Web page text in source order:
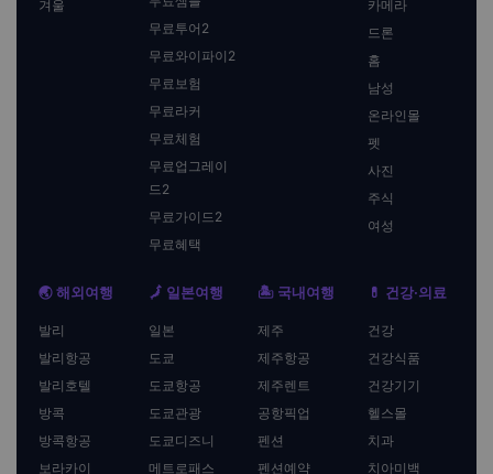
겨울
무료투어2
무료와이파이2
무료보험
무료라커
무료체험
무료업그레이
드2
무료가이드2
무료혜택
카메라
드론
홈
남성
온라인몰
펫
사진
주식
여성
🌏 해외여행
발리
발리항공
발리호텔
방콕
방콕항공
보라카이
🗾 일본여행
일본
도쿄
도쿄항공
도쿄관광
도쿄디즈니
메트로패스
🏝️ 국내여행
제주
제주항공
제주렌트
공항픽업
펜션
펜션예약
💊 건강·의료
건강
건강식품
건강기기
헬스몰
치과
치아미백